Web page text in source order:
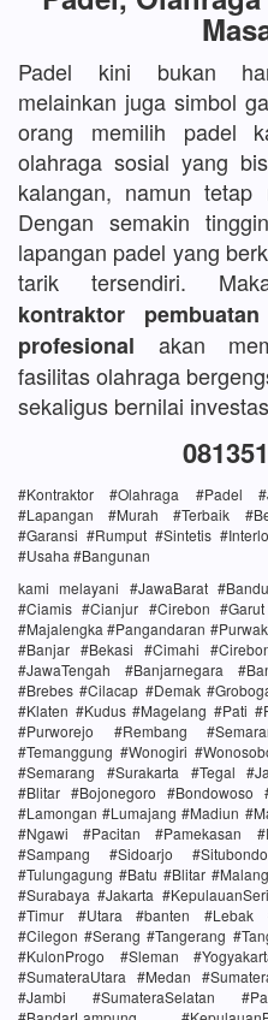
Padel kini bukan
melainkan juga simbol
orang memilih padel
olahraga sosial yang
kalangan, namun tetap
Dengan semakin
lapangan padel yang
tarik tersendiri.
kontraktor
profesional akan
fasilitas olahraga
sekaligus bernilai
#Kontraktor #Olahraga #Padel
#Lapangan #Murah #Terbaik
#Garansi #Rumput #Sintetis
#Usaha #Bangunan
kami melayani #JawaBarat
#Ciamis #Cianjur #Cirebon
#Majalengka #Pangandaran
#Banjar #Bekasi #Cimahi
#JawaTengah #Banjarnegara
#Brebes #Cilacap #Demak
#Klaten #Kudus #Magelang #Pati
#Purworejo #Rembang
#Temanggung #Wonogiri
#Semarang #Surakarta #Tegal
#Blitar #Bojonegoro #Bondowoso
#Lamongan #Lumajang #Madiun
#Ngawi #Pacitan #Pamekasan
#Sampang #Sidoarjo
#Tulungagung #Batu #Blitar
#Surabaya #Jakarta
#Timur #Utara #banten #Lebak
#Cilegon #Serang #Tangerang
#KulonProgo #Sleman
#SumateraUtara #Medan
#Jambi #SumateraSelatan